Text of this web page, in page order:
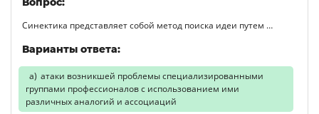
Синектика представляет собой метод поиска идеи путем …
Варианты ответа:
атаки возникшей проблемы специализированными
группами профессионалов с использованием ими
различных аналогий и ассоциаций